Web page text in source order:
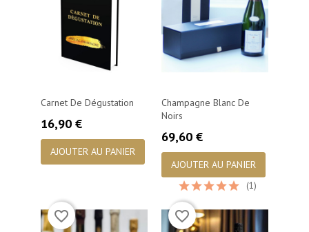
Carnet De Dégustation
Prix
16,90 €
AJOUTER AU PANIER
Champagne Blanc De
Noirs
Prix
69,60 €
AJOUTER AU PANIER
favorite_border
(1)
favorite_border